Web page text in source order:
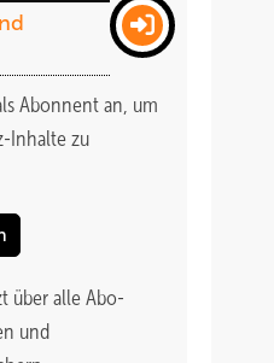
Abonnent an, um
Inhalte zu
über alle Abo-
und